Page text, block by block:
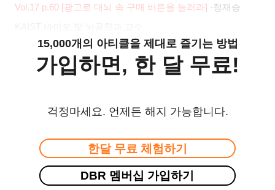
Vol.17 p.60 [광고로 대뇌 속 구매 버튼을 눌러라] ·정재승
15,000개의 아티클을 제대로 즐기는 방법
가입하면, 한 달 무료!
걱정마세요. 언제든 해지 가능합니다.
한달 무료 체험하기
DBR 멤버십 가입하기